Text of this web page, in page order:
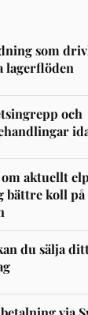
som
lagerflöden
och
aktuellt
bättre koll på
du sälja